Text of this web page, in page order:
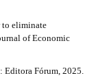
to eliminate
of Economic
Editora Fórum, 2025.